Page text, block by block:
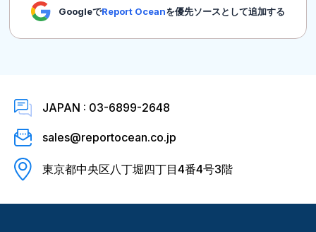
GoogleでReport Oceanを優先ソースとして追加する
JAPAN : 03-6899-2648
sales@reportocean.co.jp
東京都中央区八丁堀四丁目4番4号3階